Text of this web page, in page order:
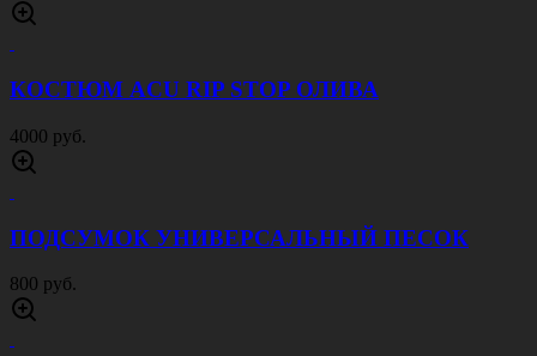
КОСТЮМ ACU RIP STOP ОЛИВА
4000 руб.
ПОДСУМОК УНИВЕРСАЛЬНЫЙ ПЕСОК
800 руб.